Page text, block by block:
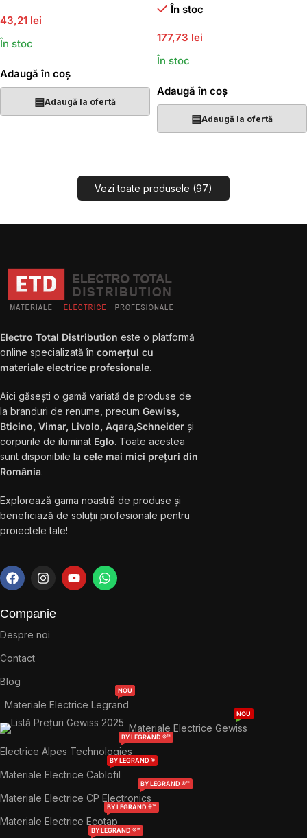
43,21 lei
În stoc
Adaugă în coș
▤Adaugă la ofertă
În stoc
177,73 lei
În stoc
Adaugă în coș
▤Adaugă la ofertă
Vezi toate produsele (97)
Electro Total Distribution este o platformă
online specializată în comerțul cu
materiale electrice profesionale.
Aici găsești o gamă variată de produse de
la branduri de renume, precum Gewiss,
Bticino, Vimar, Livolo, Aqara,Schneider și
corpurile de iluminat Eglo. Toate acestea
sunt disponibile la cele mai mici prețuri din
România.
Explorează gama noastră de produse și
beneficiază de soluții profesionale pentru
proiectele tale!
Companie
Despre noi
Contact
Blog
Materiale Electrice Legrand
NOU
Materiale Electrice Gewiss
NOU
Electrice Alpes Technologies
BY LEGRAND ®™
Materiale Electrice Cablofil
BY LEGRAND ®
Materiale Electrice CP Electronics
BY LEGRAND ®™
Materiale Electrice Ecotap
BY LEGRAND ®™
BY LEGRAND ®™